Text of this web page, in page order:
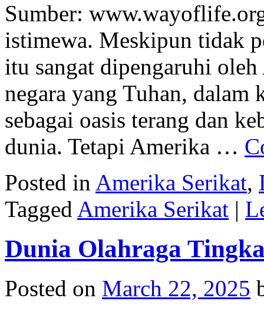
Sumber:
istimewa. Meskipun tidak
itu sangat dipengaruhi
negara yang Tuhan, dalam
sebagai oasis terang dan
dunia. Tetapi Amerika …
Posted in Amerika Serikat,
Tagged Amerika Serikat |
Dunia Olahraga
Posted on March 22, 2025